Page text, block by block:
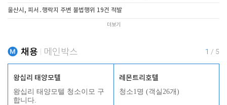
울산시, 피서․행락지 주변 불법행위 19건 적발
더보기
채용 메인박스 1 / 5
왕십리 태양모텔
왕십리 태양모텔 청소이모 구
합니다.
레몬트리호텔
청소1명 (객실26개)